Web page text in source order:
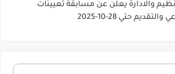
والادارة يعلن عن مسابقة تعيينات
حتي 28-10-2025